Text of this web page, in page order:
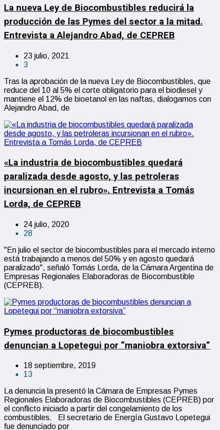
La nueva Ley de Biocombustibles reducirá la
producción de las Pymes del sector a la mitad.
Entrevista a Alejandro Abad, de CEPREB
23 julio, 2021
3
Tras la aprobación de la nueva Ley de Biocombustibles, que
reduce del 10 al 5% el corte obligatorio para el biodiesel y
mantiene el 12% de bioetanol en las naftas, dialogamos con
Alejandro Abad, de
«La industria de biocombustibles quedará
paralizada desde agosto, y las petroleras
incursionan en el rubro». Entrevista a Tomás
Lorda, de CEPREB
24 julio, 2020
28
"En julio el sector de biocombustibles para el mercado interno
está trabajando a menos del 50% y en agosto quedará
paralizado", señaló Tomás Lorda, de la Cámara Argentina de
Empresas Regionales Elaboradoras de Biocombustible
(CEPREB).
Pymes productoras de biocombustibles
denuncian a Lopetegui por “maniobra extorsiva”
18 septiembre, 2019
13
La denuncia la presentó la Cámara de Empresas Pymes
Regionales Elaboradoras de Biocombustibles (CEPREB) por
el conflicto iniciado a partir del congelamiento de los
combustibles. El secretario de Energía Gustavo Lopetegui
fue denunciado por